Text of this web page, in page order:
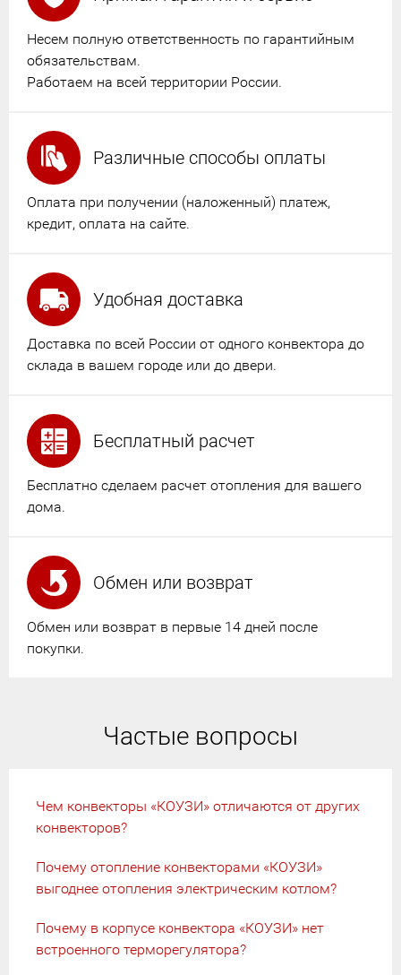
Несем полную ответственность по гарантийным
обязательствам.
Работаем на всей территории России.
Различные способы оплаты
Оплата при получении (наложенный) платеж,
кредит, оплата на сайте.
Удобная доставка
Доставка по всей России от одного конвектора до
склада в вашем городе или до двери.
Бесплатный расчет
Бесплатно сделаем расчет отопления для вашего
дома.
Обмен или возврат
Обмен или возврат в первые 14 дней после
покупки.
Частые вопросы
Чем конвекторы «КОУЗИ» отличаются от других
конвекторов?
Почему отопление конвекторами «КОУЗИ»
выгоднее отопления электрическим котлом?
Почему в корпусе конвектора «КОУЗИ» нет
встроенного терморегулятора?